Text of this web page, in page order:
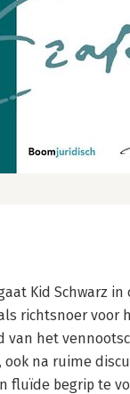
Kid Schwarz
richtsnoer voor
van het
ook na ruime
fluïde begrip te